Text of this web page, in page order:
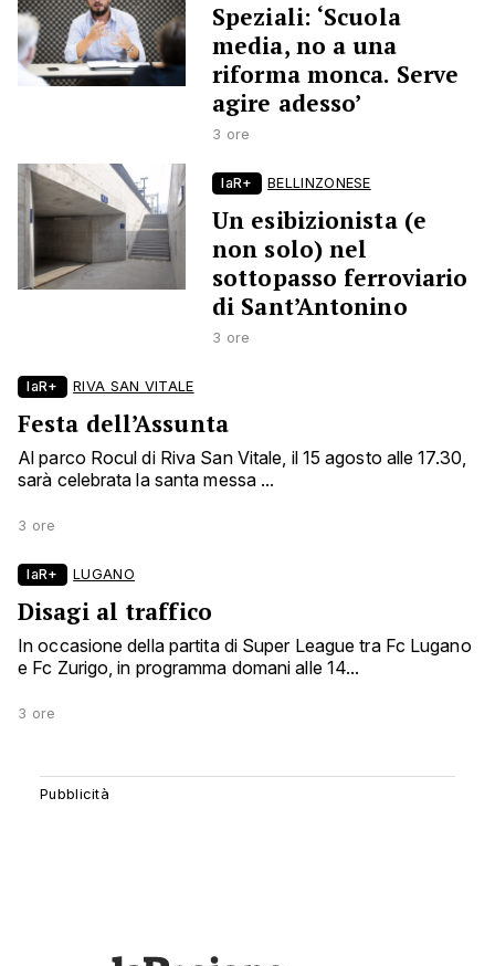
Speziali: ‘Scuola
media, no a una
riforma monca. Serve
agire adesso’
3 ore
laR+ BELLINZONESE
Un esibizionista (e
non solo) nel
sottopasso ferroviario
di Sant’Antonino
3 ore
laR+ RIVA SAN VITALE
Festa dell’Assunta
Al parco Rocul di Riva San Vitale, il 15 agosto alle 17.30,
sarà celebrata la santa messa ...
3 ore
laR+ LUGANO
Disagi al traffico
In occasione della partita di Super League tra Fc Lugano
e Fc Zurigo, in programma domani alle 14...
3 ore